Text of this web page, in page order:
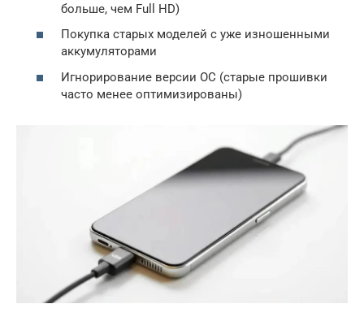
больше, чем Full HD)
Покупка старых моделей с уже изношенными
аккумуляторами
Игнорирование версии ОС (старые прошивки
часто менее оптимизированы)